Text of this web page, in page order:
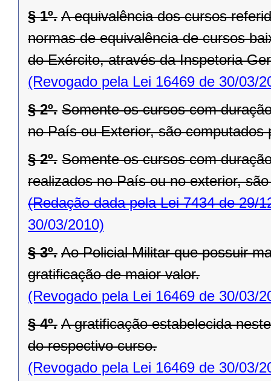
§ 1º. A equivalência dos cursos
normas de equivalência de cursos
do Exército, através da Inspetoria
(Revogado pela Lei 16469 de 30/03/
§ 2º. Somente os cursos com
no País ou Exterior, são computados
§ 2º. Somente os cursos com
realizados no País ou no exterior,
(Redação dada pela Lei 7434 de 29/
30/03/2010)
§ 3º. Ao Policial Militar que possuir
gratificação de maior valor.
(Revogado pela Lei 16469 de 30/03/
§ 4º. A gratificação estabelecida
do respectivo curso.
(Revogado pela Lei 16469 de 30/03/